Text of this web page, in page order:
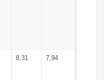
8,31 7,94